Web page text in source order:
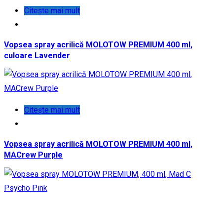
Citește mai mult
Vopsea spray acrilică MOLOTOW PREMIUM 400 ml,
culoare Lavender
Citește mai mult
Vopsea spray acrilică MOLOTOW PREMIUM 400 ml,
MACrew Purple